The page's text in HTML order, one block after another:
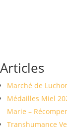
Articles
Marché de
Médailles Miel
Marie –
Transhumance